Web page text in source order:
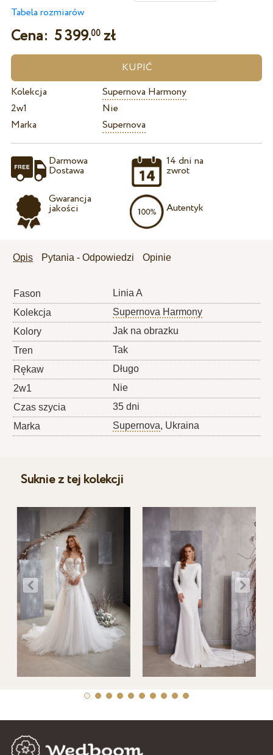
Tabela rozmiarów
Cena: 5 399.00zł
Kolekcja
Supernova Harmony
2w1
Nie
Marka
Supernova
Darmowa
Dostawa
Gwarancja
jakości
14 dni na
zwrot
Autentyk
Opis Pytania - Odpowiedzi Opinie
Fason
Linia A
Kolekcja
Supernova Harmony
Kolory
Jak na obrazku
Tren
Tak
Rękaw
Długo
2w1
Nie
Czas szycia
35 dni
Marka
Supernova, Ukraina
Suknie z tej kolekcji